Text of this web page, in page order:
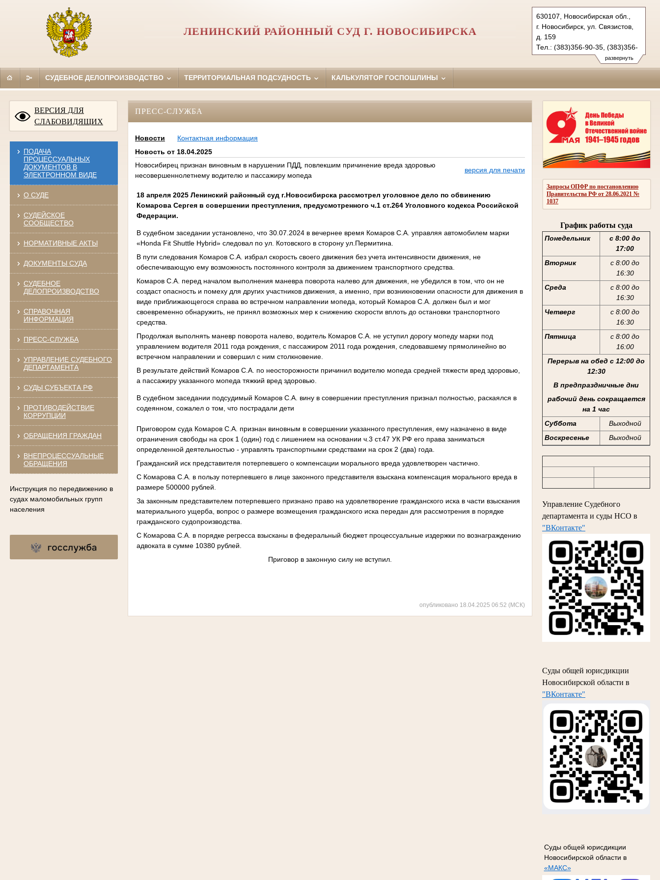
развернуть
630107, Новосибирская обл.,
г. Новосибирск, ул. Связистов,
д. 159
Тел.: (383)356-90-35, (383)356-
90-36 (ф.)
leninsky.nsk@sudrf.ru
ЛЕНИНСКИЙ РАЙОННЫЙ СУД Г. НОВОСИБИРСКА
СУДЕБНОЕ ДЕЛОПРОИЗВОДСТВО ТЕРРИТОРИАЛЬНАЯ ПОДСУДНОСТЬ КАЛЬКУЛЯТОР ГОСПОШЛИНЫ
ВЕРСИЯ ДЛЯ
СЛАБОВИДЯЩИХ
ПОДАЧА
ПРОЦЕССУАЛЬНЫХ
ДОКУМЕНТОВ В
ЭЛЕКТРОННОМ ВИДЕ
О СУДЕ
СУДЕЙСКОЕ
СООБЩЕСТВО
НОРМАТИВНЫЕ АКТЫ
ДОКУМЕНТЫ СУДА
СУДЕБНОЕ
ДЕЛОПРОИЗВОДСТВО
СПРАВОЧНАЯ
ИНФОРМАЦИЯ
ПРЕСС-СЛУЖБА
УПРАВЛЕНИЕ СУДЕБНОГО
ДЕПАРТАМЕНТА
СУДЫ СУБЪЕКТА РФ
ПРОТИВОДЕЙСТВИЕ
КОРРУПЦИИ
ОБРАЩЕНИЯ ГРАЖДАН
ВНЕПРОЦЕССУАЛЬНЫЕ
ОБРАЩЕНИЯ
Инструкция по передвижению в
судах маломобильных групп
населения
Запросы ОПФР по постановлению
Правительства РФ от 28.06.2021 №
1037
График работы суда
Понедельник
с 8:00 до
17:00
Вторник
с 8:00 до
16:30
Среда
с 8:00 до
16:30
Четверг
с 8:00 до
16:30
Пятница
с 8:00 до
16:00
Перерыв на обед с 12:00 до
12:30
В предпраздничные дни
рабочий день сокращается
на 1 час
Суббота
Выходной
Воскресенье
Выходной
Управление Судебного
департамента и суды НСО в
"ВКонтакте"
Суды общей юрисдикции
Новосибирской области в
"ВКонтакте"
Суды общей юрисдикции
Новосибирской области в
«МАКС»
ПРЕСС-СЛУЖБА
Новости
Контактная информация
Новость от 18.04.2025
Новосибирец признан виновным в нарушении ПДД, повлекшим причинение вреда здоровью
несовершеннолетнему водителю и пассажиру мопеда
версия для печати
18 апреля 2025 Ленинский районный суд г.Новосибирска рассмотрел уголовное дело по обвинению
Комарова Сергея в совершении преступления, предусмотренного ч.1 ст.264 Уголовного кодекса Российской
Федерации.
В судебном заседании установлено, что 30.07.2024 в вечернее время Комаров С.А. управляя автомобилем марки
«Honda Fit Shuttle Hybrid» следовал по ул. Котовского в сторону ул.Пермитина.
В пути следования Комаров С.А. избрал скорость своего движения без учета интенсивности движения, не
обеспечивающую ему возможность постоянного контроля за движением транспортного средства.
Комаров С.А. перед началом выполнения маневра поворота налево для движения, не убедился в том, что он не
создаст опасность и помеху для других участников движения, а именно, при возникновении опасности для движения в
виде приближающегося справа во встречном направлении мопеда, который Комаров С.А. должен был и мог
своевременно обнаружить, не принял возможных мер к снижению скорости вплоть до остановки транспортного
средства.
Продолжая выполнять маневр поворота налево, водитель Комаров С.А. не уступил дорогу мопеду марки под
управлением водителя 2011 года рождения, с пассажиром 2011 года рождения, следовавшему прямолинейно во
встречном направлении и совершил с ним столкновение.
В результате действий Комаров С.А. по неосторожности причинил водителю мопеда средней тяжести вред здоровью,
а пассажиру указанного мопеда тяжкий вред здоровью.
В судебном заседании подсудимый Комаров С.А. вину в совершении преступления признал полностью, раскаялся в
содеянном, сожалел о том, что пострадали дети
Приговором суда Комаров С.А. признан виновным в совершении указанного преступления, ему назначено в виде
ограничения свободы на срок 1 (один) год с лишением на основании ч.3 ст.47 УК РФ его права заниматься
определенной деятельностью - управлять транспортными средствами на срок 2 (два) года.
Гражданский иск представителя потерпевшего о компенсации морального вреда удовлетворен частично.
С Комарова С.А. в пользу потерпевшего в лице законного представителя взыскана компенсация морального вреда в
размере 500000 рублей.
За законным представителем потерпевшего признано право на удовлетворение гражданского иска в части взыскания
материального ущерба, вопрос о размере возмещения гражданского иска передан для рассмотрения в порядке
гражданского судопроизводства.
С Комарова С.А. в порядке регресса взысканы в федеральный бюджет процессуальные издержки по вознаграждению
адвоката в сумме 10380 рублей.
Приговор в законную силу не вступил.
опубликовано 18.04.2025 06:52 (МСК)